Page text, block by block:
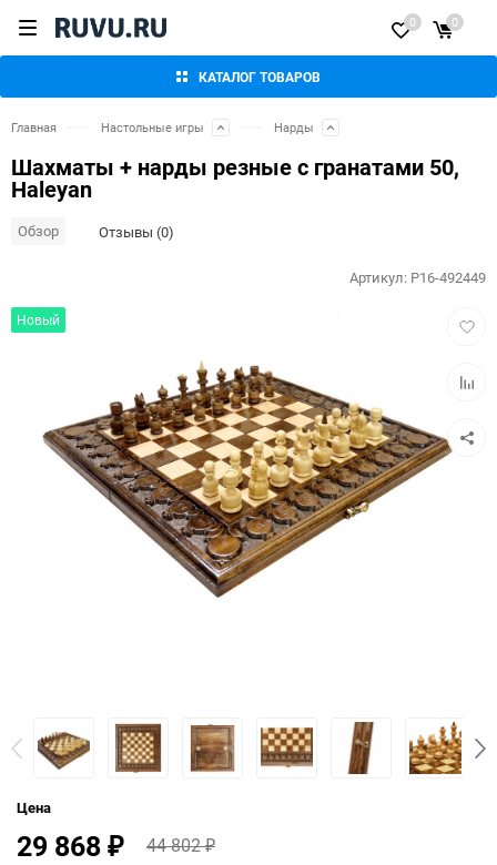
КАТАЛОГ ТОВАРОВ
0 0
Главная Настольные игры Нарды
Шахматы + нарды резные с гранатами 50,
Haleyan
Обзор Отзывы (0)
Новый
Артикул: P16-492449
Цена
29 868 ₽ 44 802₽